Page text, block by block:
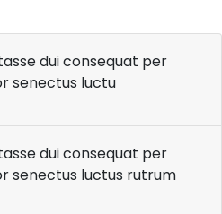
dui consequat per
senectus luctu
dui consequat per
senectus luctus rutrum